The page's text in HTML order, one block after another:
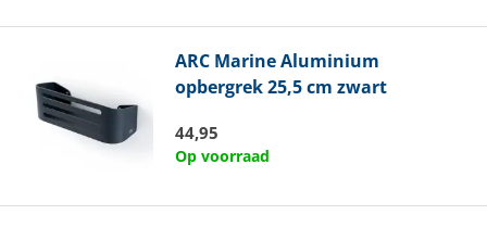
ARC MarineAluminium
opbergrek 25,5 cm zwart
44,95
Op voorraad